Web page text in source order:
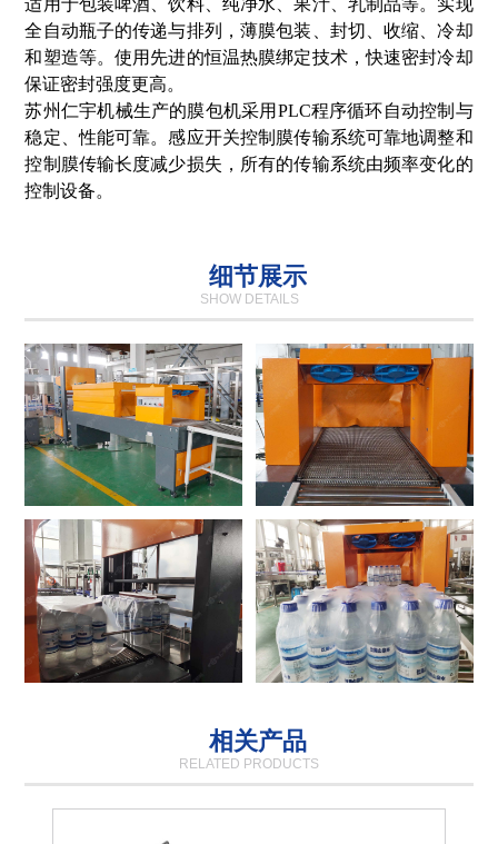
全自动瓶子的传递与排列，薄膜包装、封切、收缩、冷却
和塑造等。使用先进的恒温热膜绑定技术，快速密封冷却
保证密封强度更高。
苏州仁宇机械生产的膜包机采用PLC程序循环自动控制与
稳定、性能可靠。感应开关控制膜传输系统可靠地调整和
控制膜传输长度减少损失，所有的传输系统由频率变化的
控制设备。
细节展示
SHOW DETAILS
相关产品
RELATED PRODUCTS